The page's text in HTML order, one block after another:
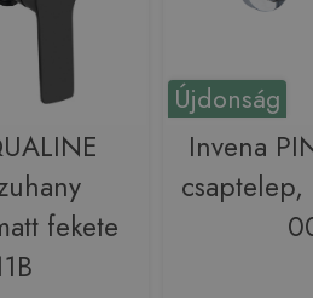
fekete
Újdonság
Invena